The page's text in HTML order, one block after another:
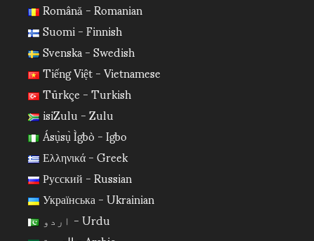
Română - Romanian
Suomi - Finnish
Svenska - Swedish
Tiếng Việt - Vietnamese
Türkçe - Turkish
isiZulu - Zulu
Ásụ̀sụ̀ Ìgbò - Igbo
Ελληνικά - Greek
Русский - Russian
Українська - Ukrainian
اردو - Urdu